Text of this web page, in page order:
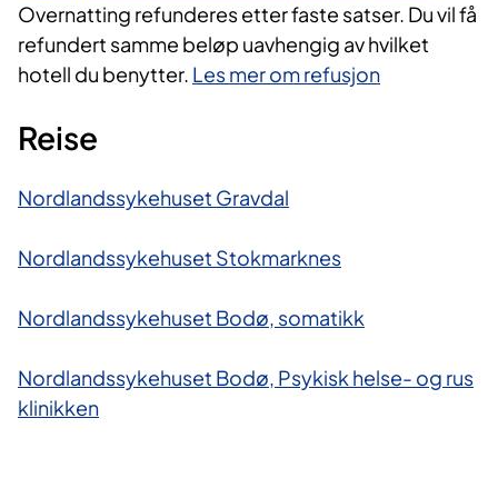
Overnatting refunderes etter faste satser. Du vil få
refundert samme beløp uavhengig av hvilket
hotell du benytter. Les mer om refusjon
Reise
Nordlandssykehuset Gravdal
Nordlandssykehuset Stokmarknes
Nordlandssykehuset Bodø, somatikk
Nordlandssykehuset Bodø, Psykisk helse- og rus​
klinikken